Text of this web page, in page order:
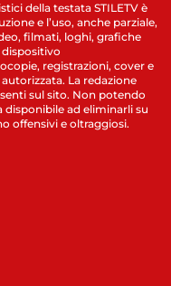
della testata STILETV è
e l’uso, anche parziale,
filmati, loghi, grafiche
registrazioni, cover e
La redazione
sul sito. Non potendo
ad eliminarli su
offensivi e oltraggiosi.